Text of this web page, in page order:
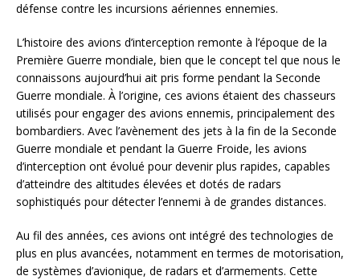
défense contre les incursions aériennes ennemies.
L’histoire des avions d’interception remonte à l’époque de la
Première Guerre mondiale, bien que le concept tel que nous le
connaissons aujourd’hui ait pris forme pendant la Seconde
Guerre mondiale. À l’origine, ces avions étaient des chasseurs
utilisés pour engager des avions ennemis, principalement des
bombardiers. Avec l’avènement des jets à la fin de la Seconde
Guerre mondiale et pendant la Guerre Froide, les avions
d’interception ont évolué pour devenir plus rapides, capables
d’atteindre des altitudes élevées et dotés de radars
sophistiqués pour détecter l’ennemi à de grandes distances.
Au fil des années, ces avions ont intégré des technologies de
plus en plus avancées, notamment en termes de motorisation,
de systèmes d’avionique, de radars et d’armements. Cette